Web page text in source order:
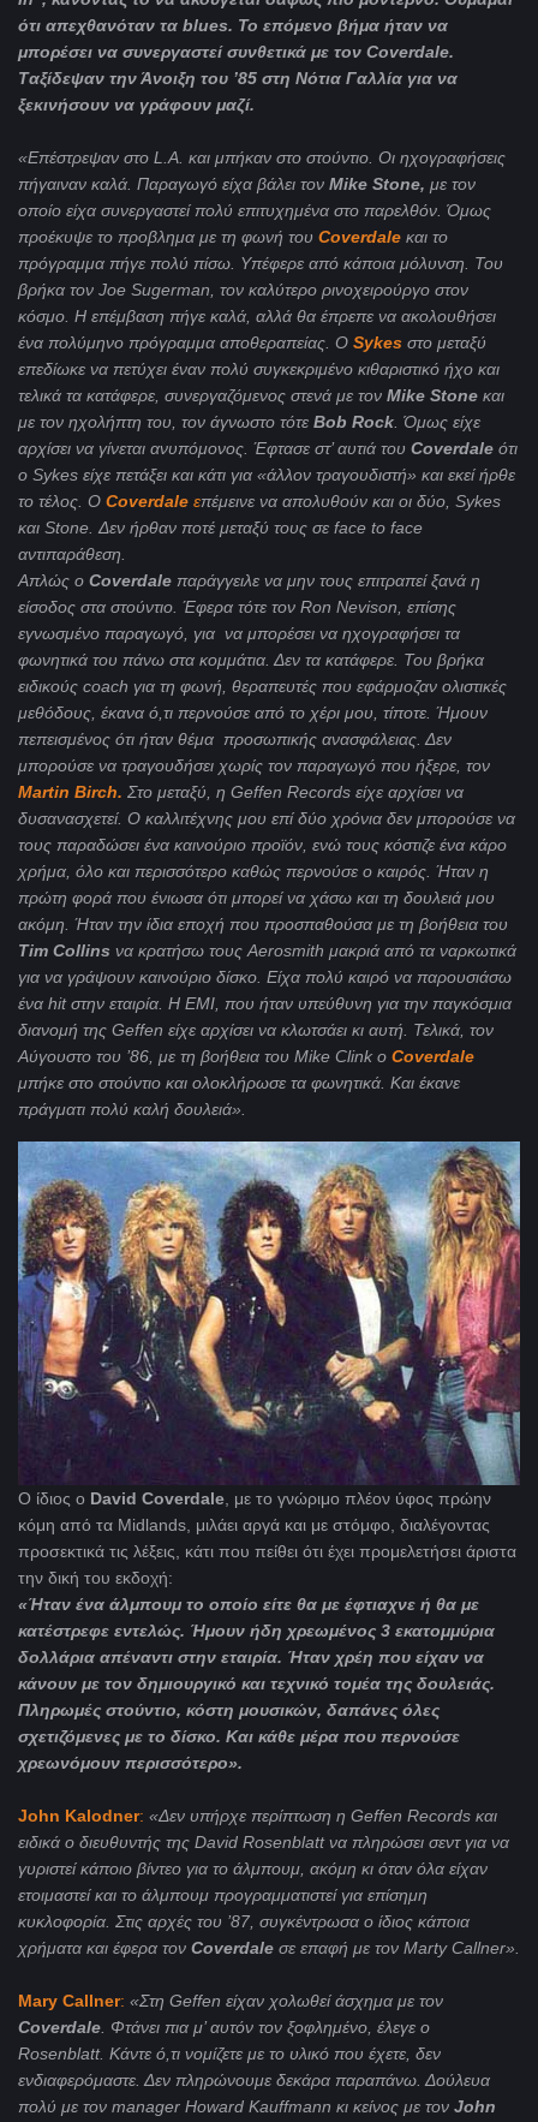
ότι απεχθανόταν τα blues. To επόμενο βήμα ήταν να
μπορέσει να συνεργαστεί συνθετικά με τον Coverdale.
Tαξίδεψαν την Άνοιξη του ’85 στη Νότια Γαλλία για να
ξεκινήσουν να γράφουν μαζί.
«Επέστρεψαν στο L.A. και μπήκαν στο στούντιο. Οι ηχογραφήσεις
πήγαιναν καλά. Παραγωγό είχα βάλει τον Mike Stone, με τον
οποίο είχα συνεργαστεί πολύ επιτυχημένα στο παρελθόν. Όμως
προέκυψε το προβλημα με τη φωνή του Coverdale και το
πρόγραμμα πήγε πολύ πίσω. Υπέφερε από κάποια μόλυνση. Του
βρήκα τον Joe Sugerman , τον καλύτερο ρινοχειρούργο στον
κόσμο. Η επέμβαση πήγε καλά, αλλά θα έπρεπε να ακολουθήσει
ένα πολύμηνο πρόγραμμα αποθεραπείας. Ο Sykes στο μεταξύ
επεδίωκε να πετύχει έναν πολύ συγκεκριμένο κιθαριστικό ήχο και
τελικά τα κατάφερε, συνεργαζόμενος στενά με τον Mike Stone και
με τον ηχολήπτη του, τον άγνωστο τότε Bob Rock . Όμως είχε
αρχίσει να γίνεται ανυπόμονος. Έφτασε στ’ αυτιά του Coverdale ότι
ο Sykes είχε πετάξει και κάτι για «άλλον τραγουδιστή» και εκεί ήρθε
το τέλος. Ο Coverdale επέμεινε να απολυθούν και οι δύο, Sykes
και Stone . Δεν ήρθαν ποτέ μεταξύ τους σε face to face
αντιπαράθεση.
Απλώς ο Coverdale παράγγειλε να μην τους επιτραπεί ξανά η
είσοδος στα στούντιο. Έφερα τότε τον Ron Nevison , επίσης
εγνωσμένο παραγωγό, για να μπορέσει να ηχογραφήσει τα
φωνητικά του πάνω στα κομμάτια. Δεν τα κατάφερε. Του βρήκα
ειδικούς coach για τη φωνή, θεραπευτές που εφάρμοζαν ολιστικές
μεθόδους, έκανα ό,τι περνούσε από το χέρι μου, τίποτε. Ήμουν
πεπεισμένος ότι ήταν θέμα προσωπικής ανασφάλειας. Δεν
μπορούσε να τραγουδήσει χωρίς τον παραγωγό που ήξερε, τον
Martin Birch. Στο μεταξύ, η Geffen Records είχε αρχίσει να
δυσανασχετεί. Ο καλλιτέχνης μου επί δύο χρόνια δεν μπορούσε να
τους παραδώσει ένα καινούριο προϊόν, ενώ τους κόστιζε ένα κάρο
χρήμα, όλο και περισσότερο καθώς περνούσε ο καιρός. Ήταν η
πρώτη φορά που ένιωσα ότι μπορεί να χάσω και τη δουλειά μου
ακόμη. Ήταν την ίδια εποχή που προσπαθούσα με τη βοήθεια του
Tim Collins να κρατήσω τους Aerosmith μακριά από τα ναρκωτικά
για να γράψουν καινούριο δίσκο. Είχα πολύ καιρό να παρουσιάσω
ένα hit στην εταιρία. Η EMI , που ήταν υπεύθυνη για την παγκόσμια
διανομή της Geffen είχε αρχίσει να κλωτσάει κι αυτή. Τελικά, τον
Αύγουστο του ’86, με τη βοήθεια του Mike Clink ο Coverdale
μπήκε στο στούντιο και ολοκλήρωσε τα φωνητικά. Και έκανε
πράγματι πολύ καλή δουλειά».
Ο ίδιος ο David Coverdale , με το γνώριμο πλέον ύφος πρώην
κόμη από τα Midlands, μιλάει αργά και με στόμφο, διαλέγοντας
προσεκτικά τις λέξεις, κάτι που πείθει ότι έχει προμελετήσει άριστα
την δική του εκδοχή:
«Ήταν ένα άλμπουμ το οποίο είτε θα με έφτιαχνε ή θα με
κατέστρεφε εντελώς. Ήμουν ήδη χρεωμένος 3 εκατομμύρια
δολλάρια απέναντι στην εταιρία. Ήταν χρέη που είχαν να
κάνουν με τον δημιουργικό και τεχνικό τομέα της δουλειάς.
Πληρωμές στούντιο, κόστη μουσικών, δαπάνες όλες
σχετιζόμενες με το δίσκο. Και κάθε μέρα που περνούσε
χρεωνόμουν περισσότερο».
John Kalodner: «Δεν υπήρχε περίπτωση η Geffen Records και
ειδικά ο διευθυντής της David Rosenblatt να πληρώσει σεντ για να
γυριστεί κάποιο βίντεο για το άλμπουμ, ακόμη κι όταν όλα είχαν
ετοιμαστεί και το άλμπουμ προγραμματιστεί για επίσημη
κυκλοφορία. Στις αρχές του ’87, συγκέντρωσα ο ίδιος κάποια
χρήματα και έφερα τον Coverdale σε επαφή με τον Marty Callner».
Mary Callner: «Στη Geffen είχαν χολωθεί άσχημα με τον
Coverdale . Φτάνει πια μ’ αυτόν τον ξοφλημένο, έλεγε ο
Rosenblatt. Κάντε ό,τι νομίζετε με το υλικό που έχετε, δεν
ενδιαφερόμαστε. Δεν πληρώνουμε δεκάρα παραπάνω. Δούλευα
πολύ με τον manager Howard Kauffmann κι κείνος με τον John